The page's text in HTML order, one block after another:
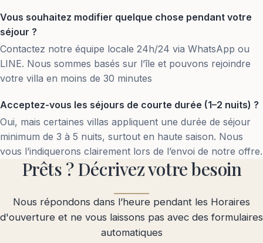
Vous souhaitez modifier quelque chose pendant votre
séjour ?
Contactez notre équipe locale 24h/24 via WhatsApp ou
LINE. Nous sommes basés sur l’île et pouvons rejoindre
votre villa en moins de 30 minutes
Acceptez-vous les séjours de courte durée (1–2 nuits) ?
Oui, mais certaines villas appliquent une durée de séjour
minimum de 3 à 5 nuits, surtout en haute saison. Nous
vous l’indiquerons clairement lors de l’envoi de notre offre.
Prêts ? Décrivez votre besoin
Nous répondons dans l’heure pendant les Horaires
d'ouverture et ne vous laissons pas avec des formulaires
automatiques